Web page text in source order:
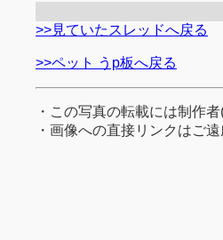
>>見ていたスレッドへ戻る
>>ペット うp板へ戻る
・この写真の転載には制作
・画像への直接リンクはご